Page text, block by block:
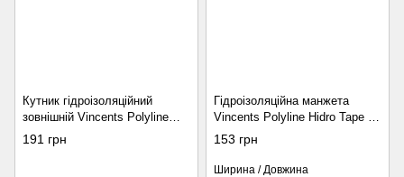
Кутник гідроізоляційний
зовнішній Vincents Polyline
Hidro Tape S2
191 грн
Гідроізоляційна манжета
Vincents Polyline Hidro Tape T
120 x 120мм
153 грн
Ширина / Довжина